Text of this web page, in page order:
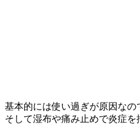
基本的には使い過ぎが原因なの
そして湿布や痛み止めで炎症を